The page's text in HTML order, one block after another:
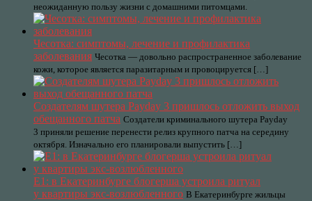
неожиданную пользу жизни с домашними питомцами.
Чесотка: симптомы, лечение и профилактика
заболевания Чесотка — довольно распространенное заболевание
кожи, которое является паразитарным и провоцируется […]
Создателям шутера Payday 3 пришлось отложить выход
обещанного патча Создатели криминального шутера Payday
3 приняли решение перенести релиз крупного патча на середину
октября. Изначально его планировали выпустить […]
Е1: в Екатеринбурге блогерша устроила ритуал
у квартиры экс-возлюбленного В Екатеринбурге жильцы